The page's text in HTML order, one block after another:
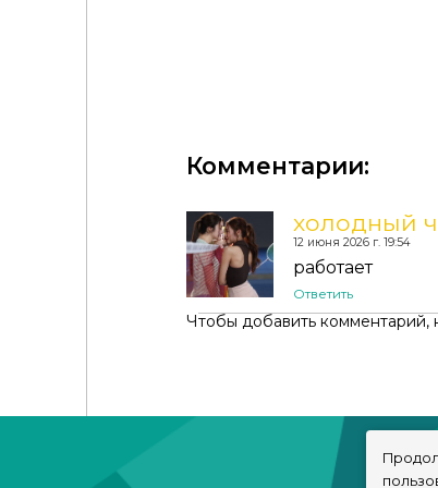
Комментарии:
холодный
12 июня 2026 г. 19:54
работает
Ответить
Чтобы добавить комментарий,